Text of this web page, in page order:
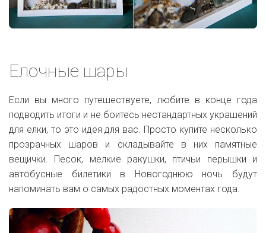
Елочные шары
Если вы много путешествуете, любите в конце года
подводить итоги и не боитесь нестандартных украшений
для елки, то это идея для вас. Просто купите несколько
прозрачных шаров и складывайте в них памятные
вещички. Песок, мелкие ракушки, птичьи перышки и
автобусные билетики в Новогоднюю ночь будут
напоминать вам о самых радостных моментах года.